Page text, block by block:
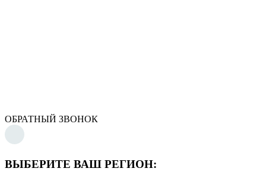
ОБРАТНЫЙ ЗВОНОК
ВЫБЕРИТЕ ВАШ РЕГИОН: